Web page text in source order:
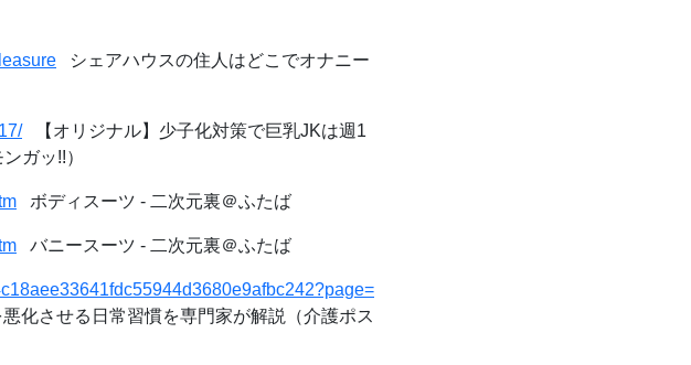
シェアハウスの住人はどこでオナニー
【オリジナル】少子化対策で巨乳JKは週1
ガッ!!）
ボディスーツ - 二次元裏＠ふたば
バニースーツ - 二次元裏＠ふたば
化させる日常習慣を専門家が解説（介護ポス